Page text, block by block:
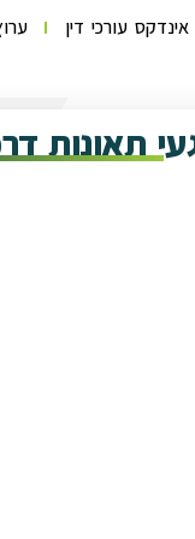
אינדקס עורכי דין